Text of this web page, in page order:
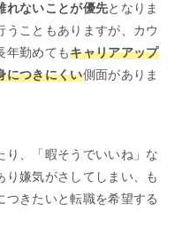
れないことが優先となりま
こともありますが、カウ
年勤めてもキャリアアップ
につきにくい側面がありま
り、「暇そうでいいね」な
り嫌気がさしてしまい、も
つきたいと転職を希望する